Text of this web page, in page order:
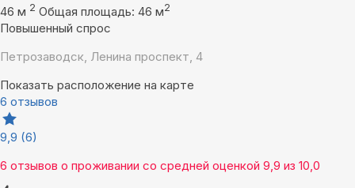
46 м 2 Общая площадь: 46 м2
Повышенный спрос
Петрозаводск, Ленина проспект, 4
Показать расположение на карте
6 отзывов
9,9 (6)
6 отзывов о проживании со средней оценкой 9,9 из 10,0